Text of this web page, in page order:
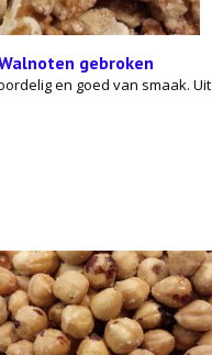
gebroken
en goed van smaak. Uit